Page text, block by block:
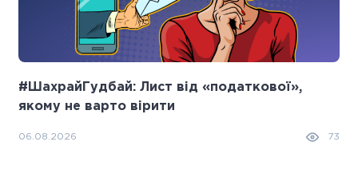
#ШахрайГудбай: Лист від «податкової»,
якому не варто вірити
06.08.2026 73